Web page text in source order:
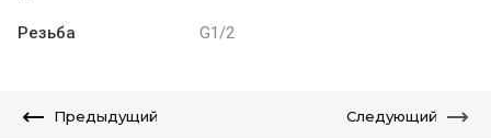
Резьба G1/2
Предыдущий Следующий